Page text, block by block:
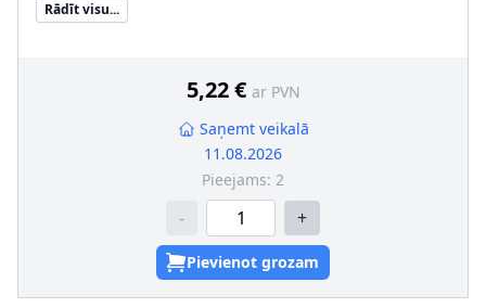
Papildu artikuls/Papildu info 2
R 134a
Rādīt visu...
5,22 € ar PVN
Saņemt veikalā
11.08.2026
Pieejams: 2
- +
Pievienot grozam